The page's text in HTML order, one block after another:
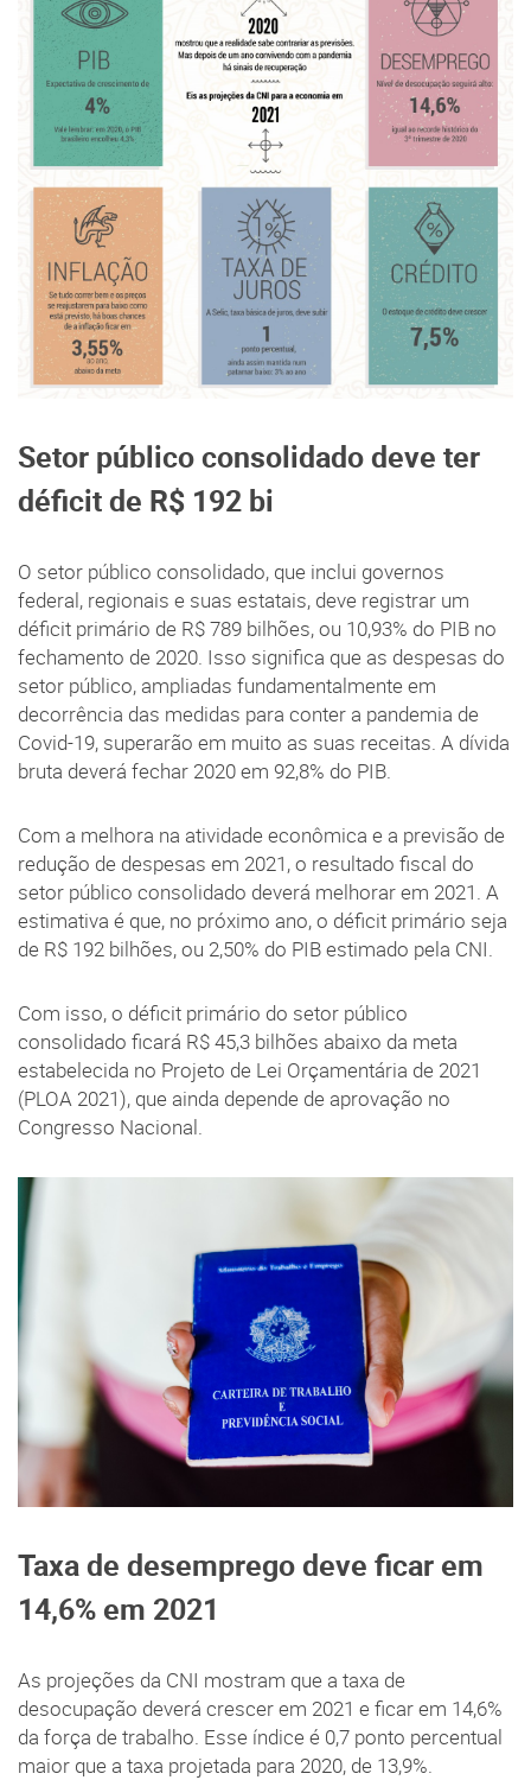
Setor público consolidado deve ter
déficit de R$ 192 bi
O setor público consolidado, que inclui governos
federal, regionais e suas estatais, deve registrar um
déficit primário de R$ 789 bilhões, ou 10,93% do PIB no
fechamento de 2020. Isso significa que as despesas do
setor público, ampliadas fundamentalmente em
decorrência das medidas para conter a pandemia de
Covid-19, superarão em muito as suas receitas. A dívida
bruta deverá fechar 2020 em 92,8% do PIB.
Com a melhora na atividade econômica e a previsão de
redução de despesas em 2021, o resultado fiscal do
setor público consolidado deverá melhorar em 2021. A
estimativa é que, no próximo ano, o déficit primário seja
de R$ 192 bilhões, ou 2,50% do PIB estimado pela CNI.
Com isso, o déficit primário do setor público
consolidado ficará R$ 45,3 bilhões abaixo da meta
estabelecida no Projeto de Lei Orçamentária de 2021
(PLOA 2021), que ainda depende de aprovação no
Congresso Nacional.
Taxa de desemprego deve ficar em
14,6% em 2021
As projeções da CNI mostram que a taxa de
desocupação deverá crescer em 2021 e ficar em 14,6%
da força de trabalho. Esse índice é 0,7 ponto percentual
maior que a taxa projetada para 2020, de 13,9%.